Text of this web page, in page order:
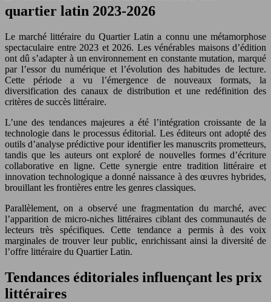
quartier latin 2023-2026
Le marché littéraire du Quartier Latin a connu une métamorphose
spectaculaire entre 2023 et 2026. Les vénérables maisons d’édition
ont dû s’adapter à un environnement en constante mutation, marqué
par l’essor du numérique et l’évolution des habitudes de lecture.
Cette période a vu l’émergence de nouveaux formats, la
diversification des canaux de distribution et une redéfinition des
critères de succès littéraire.
L’une des tendances majeures a été l’intégration croissante de la
technologie dans le processus éditorial. Les éditeurs ont adopté des
outils d’analyse prédictive pour identifier les manuscrits prometteurs,
tandis que les auteurs ont exploré de nouvelles formes d’écriture
collaborative en ligne. Cette synergie entre tradition littéraire et
innovation technologique a donné naissance à des œuvres hybrides,
brouillant les frontières entre les genres classiques.
Parallèlement, on a observé une fragmentation du marché, avec
l’apparition de micro-niches littéraires ciblant des communautés de
lecteurs très spécifiques. Cette tendance a permis à des voix
marginales de trouver leur public, enrichissant ainsi la diversité de
l’offre littéraire du Quartier Latin.
Tendances éditoriales influençant les prix
littéraires